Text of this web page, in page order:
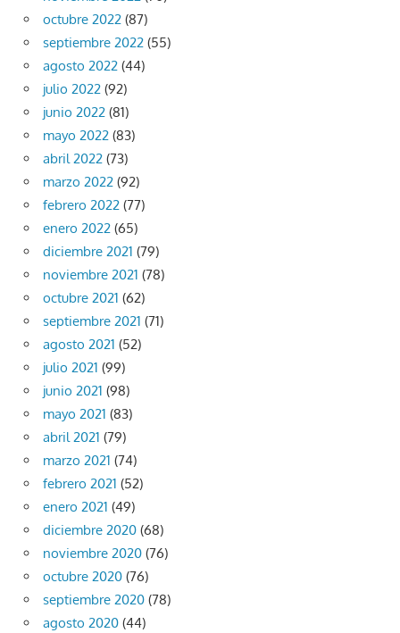
octubre 2022 (87)
septiembre 2022 (55)
agosto 2022 (44)
julio 2022 (92)
junio 2022 (81)
mayo 2022 (83)
abril 2022 (73)
marzo 2022 (92)
febrero 2022 (77)
enero 2022 (65)
diciembre 2021 (79)
noviembre 2021 (78)
octubre 2021 (62)
septiembre 2021 (71)
agosto 2021 (52)
julio 2021 (99)
junio 2021 (98)
mayo 2021 (83)
abril 2021 (79)
marzo 2021 (74)
febrero 2021 (52)
enero 2021 (49)
diciembre 2020 (68)
noviembre 2020 (76)
octubre 2020 (76)
septiembre 2020 (78)
agosto 2020 (44)